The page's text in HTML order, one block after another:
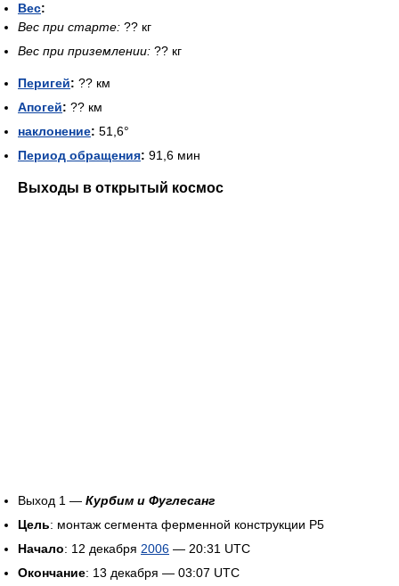
Вес:
Вес при старте: ?? кг
Вес при приземлении: ?? кг
Перигей: ?? км
Апогей: ?? км
наклонение: 51,6°
Период обращения: 91,6 мин
Выходы в открытый космос
Выход 1 — Курбим и Фуглесанг
Цель: монтаж сегмента ферменной конструкции Р5
Начало: 12 декабря 2006 — 20:31 UTC
Окончание: 13 декабря — 03:07 UTC